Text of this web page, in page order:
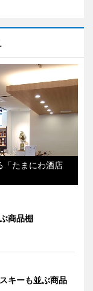
「たまにわ酒店
商品棚
キーも並ぶ商品